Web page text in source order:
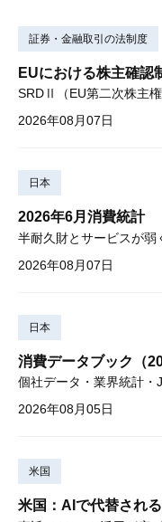
証券・金融取引の法制度
EUにおける株主確認
2026年08月07日
日本
2026年6月消費統計
2026年08月07日
日本
消費データブック（
2026年08月05日
米国
米国：AIで代替され